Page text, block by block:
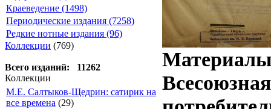
Краеведение (1498)
Периодические издания (7258)
Редкие нотные издания (96)
Коллекции (769)
Всего изданий: 11262
Коллекции
М.Е. Салтыков-Щедрин: сатирик на
все времена (29)